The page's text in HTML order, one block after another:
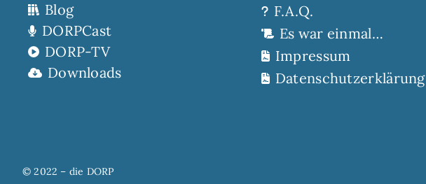
Blog
DORPCast
DORP-TV
Downloads
F.A.Q.
Es war einmal…
Impressum
Datenschutzerklärung
© 2022 – die DORP